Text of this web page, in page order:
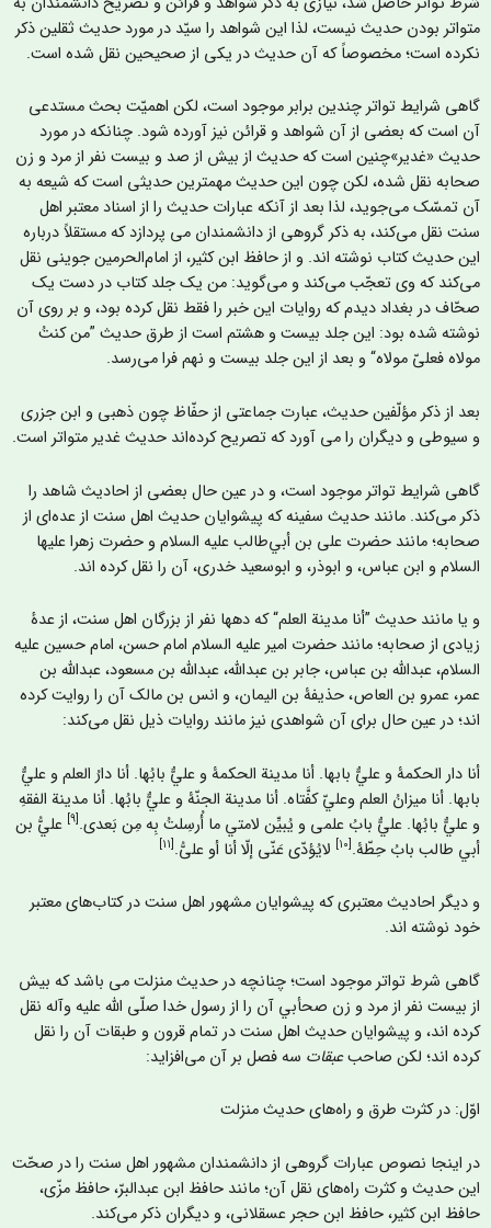
بودن حدیث نیست، لذا این شواهد را سیّد در مورد حدیث ثقلین ذکر
است؛ مخصوصاً که آن حدیث در یکی از صحيحين نقل شده است.
شرایط تواتر چندین برابر موجود است، لکن اهمیّت بحث مستدعی
است که بعضی از آن شواهد و قرائن نیز آورده شود. چنانکه در مورد
«غدير»چنین است که حدیث از بیش از صد و بیست نفر از مرد و زن
نقل شده، لکن چون این حدیث مهمترین حدیثی است که شیعه به
تمسّک می‌جوید، لذا بعد از آنکه عبارات حديث را از اسناد معتبر اهل
نقل می‌کند، به ذکر گروهی از دانشمندان می پردازد که مستقلاً درباره
حدیث کتاب نوشته اند. و از حافظ ابن کثیر، از امام‌الحرمین جوینی نقل
که وی تعجّب می‌کند و می‌گوید: من یک جلد کتاب در دست یک
در بغداد دیدم که روایات این خبر را فقط نقل کرده بود، و بر روی آن
شده بود: این جلد بیست و هشتم است از طرق حدیث ”من کنتُ
فعلیّ مولاه“ و بعد از این جلد بیست و نهم فرا می‌رسد.
از ذکر مؤلّفين حديث، عبارت جماعتی از حفّاظ چون ذهبی و ابن جزری
سیوطی و دیگران را می آورد که تصریح کرده‌اند حدیث غدیر متواتر است.
شرایط تواتر موجود است، و در عین حال بعضی از احادیث شاهد را
می‌کند. مانند حدیث سفینه که پیشوایان حدیث اهل سنت از عده‌ای از
مانند حضرت علی ‌بن‌ أبي‌‌طالب علیه السلام و حضرت زهرا علیها
و ابن عباس، و ابوذر، و ابوسعید خدری، آن را نقل کرده اند.
یا مانند حدیث ”أنا مدينة العلم“ که دهها نفر از بزرگان اهل سنت، از عدۀ
از صحابه؛ مانند حضرت امیر علیه السلام امام حسن، امام حسین علیه
عبدالله بن عباس، جابر بن عبدالله، عبدالله بن مسعود، عبدالله بن
عمرو بن العاص، حذيفۀ بن اليمان، و انس بن مالک آن را روایت کرده
در عین حال برای آن شواهدی نیز مانند روایات ذیل نقل می‌کند:
دار الحکمۀ و عليٌّ بابها. أنا مدينة الحکمۀ و عليٌّ بابُها. أنا دارُ العلم و عليٌّ
أنا میزانُ العلم وعليّ کفَّتاه. أنا مدينة الجنّۀ و عليٌّ بابُها. أنا مدينة الفقهِ
عليٌّ بابُها. عليٌّ بابُ علمی و یُبيِّن لامتي ما أُرسِلتُ بِه مِن بَعدی.[۹] عليُّ بن
طالب بابُ حِطّۀ.[۱۰] لايُؤدّی عَنّی إلّا أنا أو علىُّ.
دیگر احادیث معتبری که پیشوایان مشهور اهل سنت در کتاب‌های معتبر
نوشته اند.
شرط تواتر موجود است؛ چنانچه در حدیث منزلت می باشد که بیش
بیست نفر از مرد و زن صحأبي آن را از رسول خدا صلّی الله علیه وآله نقل
اند، و پیشوایان حديث اهل سنت در تمام قرون و طبقات آن را نقل
اند؛ لکن صاحبعبقاتسه فصل بر آن می‌افزاید:
در کثرت طرق و راه‌های حدیث منزلت
اینجا نصوص عبارات گروهی از دانشمندان مشهور اهل سنت را در صحّت
حدیث و کثرت راه‌های نقل آن؛ مانند حافظ ابن عبدالبرّ، حافظ مزّی،
ابن کثیر، حافظ ابن حجر عسقلانی، و دیگران ذکر می‌کند.